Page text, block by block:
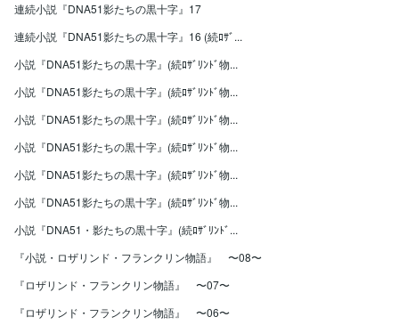
連続小説『DNA51影たちの黒十字』17
連続小説『DNA51影たちの黒十字』16 (続ﾛｻﾞ...
小説『DNA51影たちの黒十字』(続ﾛｻﾞﾘﾝﾄﾞ物...
小説『DNA51影たちの黒十字』(続ﾛｻﾞﾘﾝﾄﾞ物...
小説『DNA51影たちの黒十字』(続ﾛｻﾞﾘﾝﾄﾞ物...
小説『DNA51影たちの黒十字』(続ﾛｻﾞﾘﾝﾄﾞ物...
小説『DNA51影たちの黒十字』(続ﾛｻﾞﾘﾝﾄﾞ物...
小説『DNA51影たちの黒十字』(続ﾛｻﾞﾘﾝﾄﾞ物...
小説『DNA51・影たちの黒十字』(続ﾛｻﾞﾘﾝﾄﾞ...
『小説・ロザリンド・フランクリン物語』 〜08〜
『ロザリンド・フランクリン物語』 〜07〜
『ロザリンド・フランクリン物語』 〜06〜